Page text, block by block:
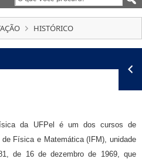
Canais
HISTÓRICO
da UFPel é um dos cursos de
Física e Matemática (IFM), unidade
de 16 de dezembro de 1969, que